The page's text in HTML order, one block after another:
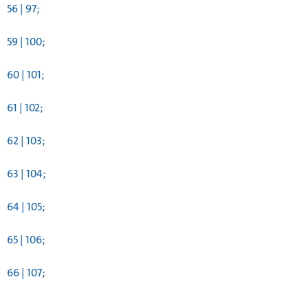
56 | 97;
59 | 100;
60 | 101;
61 | 102;
62 | 103;
63 | 104;
64 | 105;
65 | 106;
66 | 107;